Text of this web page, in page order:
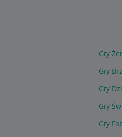
Gry
Gry
Gry
Gry
Gry